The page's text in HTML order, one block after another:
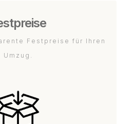
Festpreise für Ihren
Umzug.